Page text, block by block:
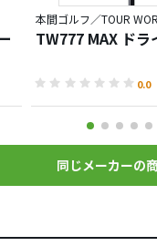
本間ゴルフ／TOUR
TW777 MAX ドラ
0.0
同じメーカーの